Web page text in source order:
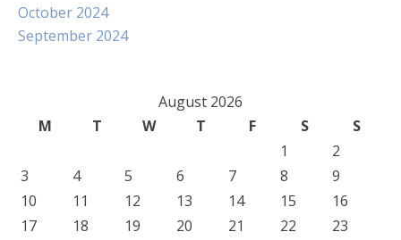
October 2024
September 2024
August 2026
M
T W T F S
S
1
2
3
4 5 6 7 8
9
10
11 12 13 14 15
16
17
18 19 20 21 22
23